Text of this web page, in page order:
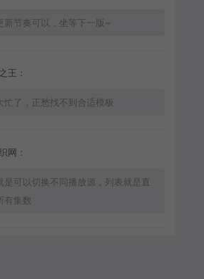
新节奏可以，坐等下一版~
王：
忙了，正愁找不到合适模板
网：
是可以切换不同播放源，列表就是直
有集数